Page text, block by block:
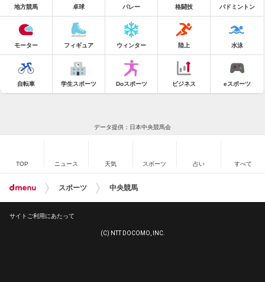
地方競馬 卓球 バレー 格闘技 バドミントン
モーター フィギュア ウィンター 陸上 水泳
自転車 学生スポーツ Doスポーツ ビジネス eスポーツ
データ提供：日本中央競馬会
TOP ニュース 天気 スポーツ 占い すべて
スポーツ 中央競馬
サイトご利用にあたって
(C) NTT DOCOMO, INC.